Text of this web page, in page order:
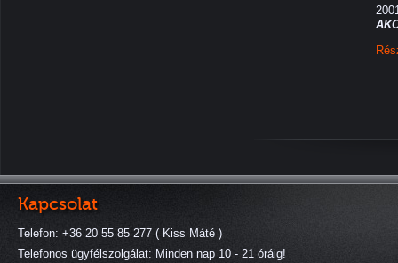
Kapcsolat
Telefon: +36 20 55 85 277 ( Kiss Máté )
Telefonos ügyfélszolgálat: Minden nap 10 - 21 óráig!